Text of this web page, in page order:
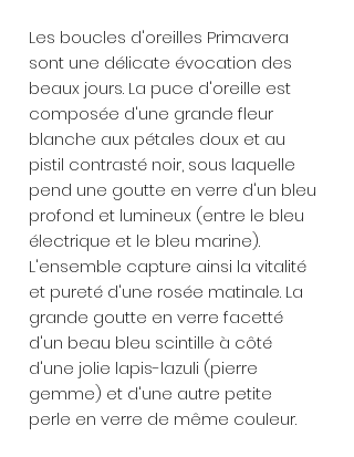
Les boucles d'oreilles Primavera
sont une délicate évocation des
beaux jours. La puce d'oreille est
composée d'une grande fleur
blanche aux pétales doux et au
pistil contrasté noir, sous laquelle
pend une goutte en verre d'un bleu
profond et lumineux (entre le bleu
électrique et le bleu marine).
L'ensemble capture ainsi la vitalité
et pureté d'une rosée matinale. La
grande goutte en verre facetté
d'un beau bleu scintille à côté
d'une jolie lapis-lazuli (pierre
gemme) et d'une autre petite
perle en verre de même couleur.